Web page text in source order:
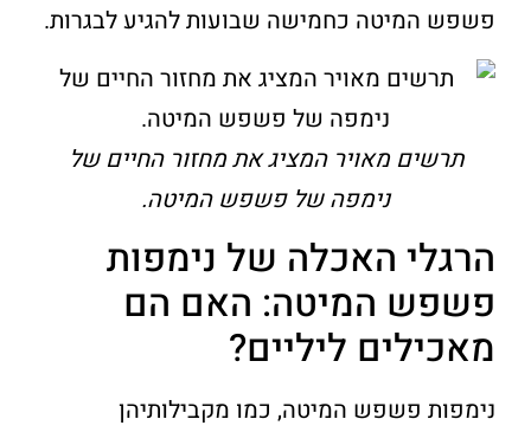
פשפש המיטה כחמישה שבועות להגיע לבגרות.
תרשים מאויר המציג את מחזור החיים של
נימפה של פשפש המיטה.
הרגלי האכלה של נימפות
פשפש המיטה: האם הם
מאכילים ליליים?
נימפות פשפש המיטה, כמו מקבילותיהן